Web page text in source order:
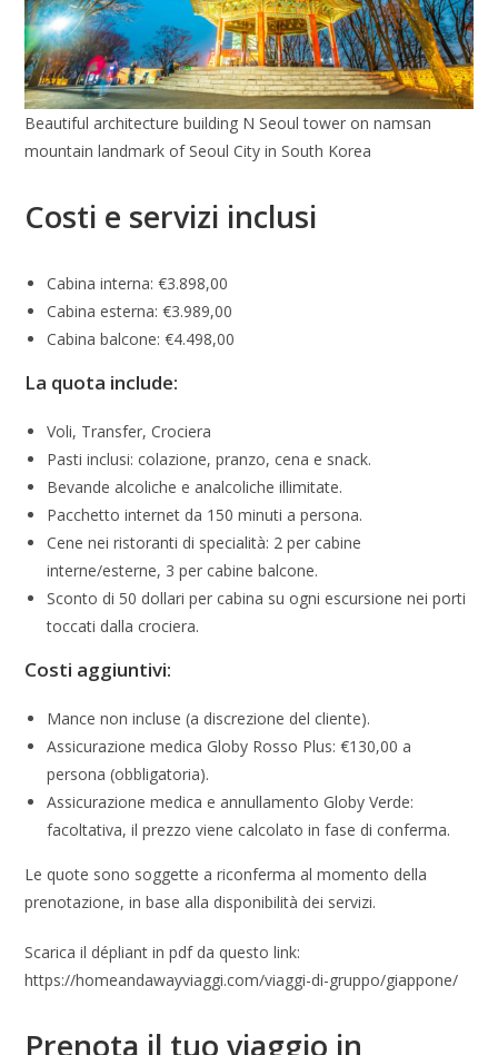
Beautiful architecture building N Seoul tower on namsan
mountain landmark of Seoul City in South Korea
Costi e servizi inclusi
Cabina interna: €3.898,00
Cabina esterna: €3.989,00
Cabina balcone: €4.498,00
La quota include:
Voli, Transfer, Crociera
Pasti inclusi: colazione, pranzo, cena e snack.
Bevande alcoliche e analcoliche illimitate.
Pacchetto internet da 150 minuti a persona.
Cene nei ristoranti di specialità: 2 per cabine
interne/esterne, 3 per cabine balcone.
Sconto di 50 dollari per cabina su ogni escursione nei porti
toccati dalla crociera.
Costi aggiuntivi:
Mance non incluse (a discrezione del cliente).
Assicurazione medica Globy Rosso Plus: €130,00 a
persona (obbligatoria).
Assicurazione medica e annullamento Globy Verde:
facoltativa, il prezzo viene calcolato in fase di conferma.
Le quote sono soggette a riconferma al momento della
prenotazione, in base alla disponibilità dei servizi.
Scarica il dépliant in pdf da questo link:
https://homeandawayviaggi.com/viaggi-di-gruppo/giappone/
Prenota il tuo viaggio in